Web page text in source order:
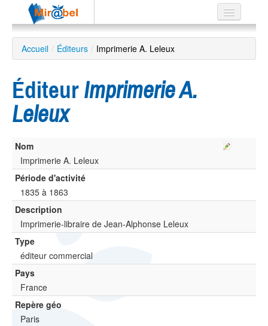
Le réseau
Soutien
Listes
Recherche
avancée
EN
ES
?
Accueil / Éditeurs / Imprimerie A. Leleux
Éditeur Imprimerie A.
Leleux
Nom
Imprimerie A. Leleux
Période d'activité
1835 à 1863
Description
Imprimerie-libraire de Jean-Alphonse Leleux
Type
éditeur commercial
Pays
France
Repère géo
Paris